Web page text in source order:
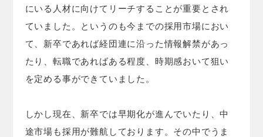
にいる人材に向けてリーチすることが重要とされ
ていました。というのも今までの採用市場におい
て、新卒であれば経団連に沿った情報解禁があっ
たり、転職であればある程度、時期感おいて狙い
を定める事ができていました。
しかし現在、新卒では早期化が進んでいたり、中
途市場も採用が難航しております。その中でうま